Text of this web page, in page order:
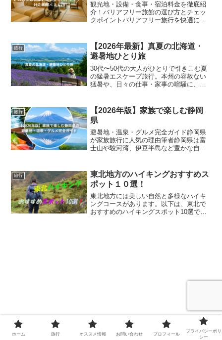
観光地・設備・食事・宿泊料金を徹底紹
介！バリアフリー旅館の選び方とチェッ
クポイントバリアフリー旅行を快適に楽
築構造が多いため、バリアフリー化され
ているかどうかを事前にしっ...
旅行
【2026年最新】真夏の北海道・
避暑地ひとり旅
30代〜50代の大人がひとりで引きこむ夏
の猛暑エスケープ旅行。本州の容赦ない
猛暑や、日々の仕事・家事の喧騒に、心
ずに心身をリセットしたい……」そんな
30代〜50代の大人...
旅行
【2026年版】家族で楽しむ静岡
県
避暑地・温泉・グルメ完全ガイド静岡県
が家族旅行に人気の理由筆者静岡県は富
士山や駿河湾、伊豆半島など豊かな自然
エリアです。首都圏や中京圏からのアク
セスも良く、週末旅行や夏...
旅行
東北地方のハイキングおすすめス
ポット１０選！
東北地方には美しい自然と多様なハイキ
ングコースがあります。以下は、東北で
おすすめのハイキングスポット10選で
ホーム 旅行 オススメ情報 お問い合わせ プロフィール
プライバシーポリ
シー